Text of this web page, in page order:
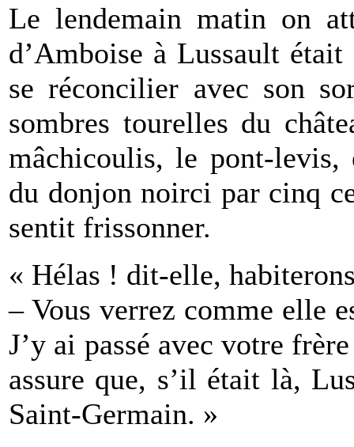
Le lendemain matin on
d’Amboise à Lussault
se réconcilier avec son
sombres tourelles du
mâchicoulis, le pont-levis,
du donjon noirci par cinq
sentit frissonner.
« Hélas ! dit-elle,
– Vous verrez comme elle
J’y ai passé avec votre
assure que, s’il était là,
Saint-Germain. »